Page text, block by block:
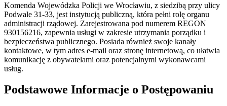
Komenda Wojewódzka Policji we Wrocławiu, z siedzibą przy ulicy
Podwale 31-33, jest instytucją publiczną, która pełni rolę organu
administracji rządowej. Zarejestrowana pod numerem REGON
930156216, zapewnia usługi w zakresie utrzymania porządku i
bezpieczeństwa publicznego. Posiada również swoje kanały
kontaktowe, w tym adres e-mail oraz stronę internetową, co ułatwia
komunikację z obywatelami oraz potencjalnymi wykonawcami
usług.
Podstawowe Informacje o Postępowaniu